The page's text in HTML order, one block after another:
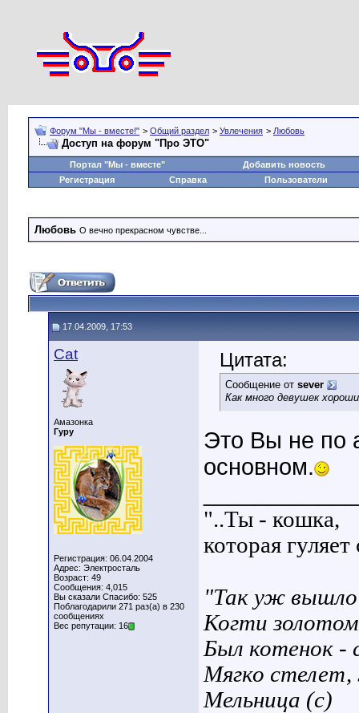
Форум "Мы - вместе!" > Общий раздел > Увлечения > Любовь
Доступ на форум "Про ЭТО"
Портал "Мы - вместе"
Добавить новость
Регистрация
Справка Пользователи
Любовь О вечно прекрасном чувстве...
17.04.2009, 17:53
Cat
Амазонка
Гуру
Регистрация: 06.04.2004
Адрес: Электросталь
Возраст: 49
Сообщения: 4,015
Вы сказали Спасибо: 525
Поблагодарили 271 раз(а) в 230
сообщениях
Вес репутации: 16
Цитата:
Сообщение от sever
Как много девушек
Это Вы не по
основном.
"..Ты - кошка,
которая
"Так уж вышло
Когти
Был котенок -
Мягко
Мельница (с)